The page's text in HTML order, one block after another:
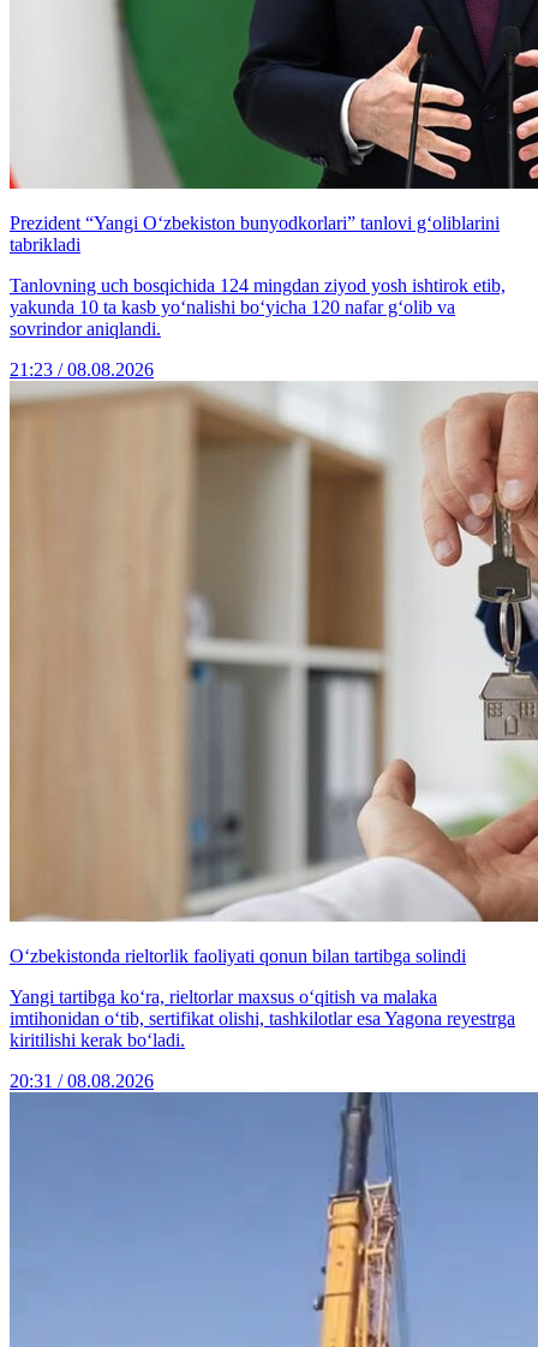
Prezident “Yangi O‘zbekiston bunyodkorlari” tanlovi g‘oliblarini
tabrikladi
Tanlovning uch bosqichida 124 mingdan ziyod yosh ishtirok etib,
yakunda 10 ta kasb yo‘nalishi bo‘yicha 120 nafar g‘olib va
sovrindor aniqlandi.
21:23 / 08.08.2026
O‘zbekistonda rieltorlik faoliyati qonun bilan tartibga solindi
Yangi tartibga ko‘ra, rieltorlar maxsus o‘qitish va malaka
imtihonidan o‘tib, sertifikat olishi, tashkilotlar esa Yagona reyestrga
kiritilishi kerak bo‘ladi.
20:31 / 08.08.2026